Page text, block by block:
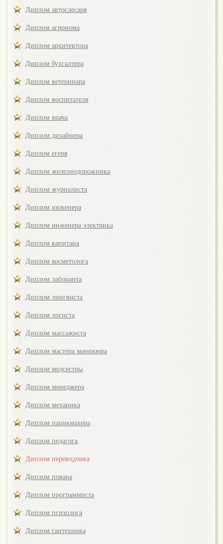
Диплом автослесаря
Диплом агронома
Диплом архитектора
Диплом бухгалтера
Диплом ветеринара
Диплом воспитателя
Диплом врача
Диплом дизайнера
Диплом егеря
Диплом железнодорожника
Диплом журналиста
Диплом инженера
Диплом инженера электрика
Диплом капитана
Диплом косметолога
Диплом лаборанта
Диплом лингвиста
Диплом логиста
Диплом массажиста
Диплом мастера маникюра
Диплом медсестры
Диплом менеджера
Диплом механика
Диплом парикмахера
Диплом педагога
Диплом переводчика
Диплом повара
Диплом программиста
Диплом психолога
Диплом сантехника